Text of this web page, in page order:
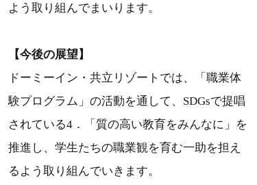
よう取り組んでまいります。
【今後の展望】
ドーミーイン・共立リゾートでは、「職業体
験プログラム」の活動を通して、SDGsで提唱
されている4．「質の高い教育をみんなに」を
推進し、学生たちの職業観を育む一助を担え
るよう取り組んでいきます。